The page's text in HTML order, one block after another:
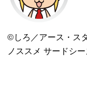
©しろ／アース・ス
ノススメ サードシ